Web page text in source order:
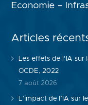
Economie –
Articles
Les effets de l’IA
OCDE, 2022
7 août 2026
L’impact de l’IA sur